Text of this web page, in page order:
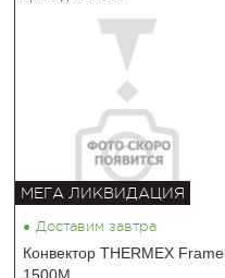
МЕГА ЛИКВИДАЦИЯ
• Доставим завтра
Конвектор THERMEX Frame